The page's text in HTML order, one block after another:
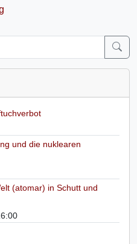
und die nuklearen
(atomar) in Schutt und